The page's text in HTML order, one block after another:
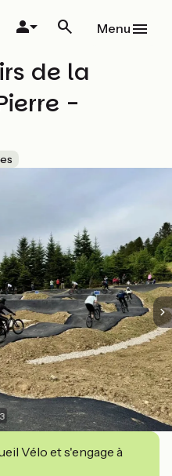
Menu
de la
-
3
Vélo et s'engage à